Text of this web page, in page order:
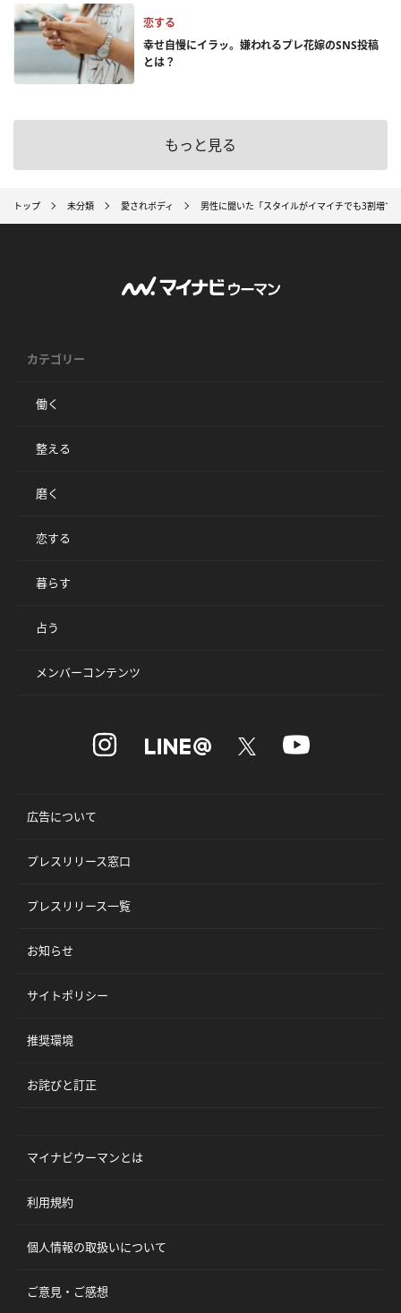
恋する
幸せ自慢にイラッ。嫌われるプレ花嫁のSNS投稿
とは？
もっと見る
トップ 未分類 愛されボディ 男性に聞いた「スタイルがイマイチでも3割増で
カテゴリー
働く
整える
磨く
恋する
暮らす
占う
メンバーコンテンツ
広告について
プレスリリース窓口
プレスリリース一覧
お知らせ
サイトポリシー
推奨環境
お詫びと訂正
マイナビウーマンとは
利用規約
個人情報の取扱いについて
ご意見・ご感想